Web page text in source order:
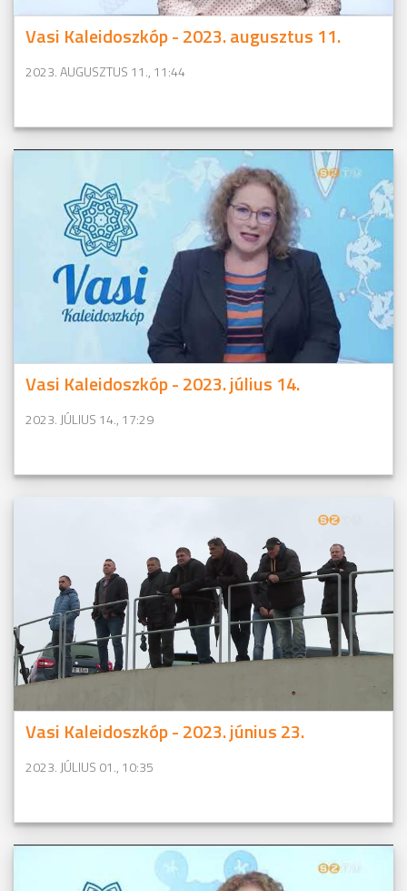
Vasi Kaleidoszkóp - 2023. augusztus 11.
2023. AUGUSZTUS 11., 11:44
Vasi Kaleidoszkóp - 2023. július 14.
2023. JÚLIUS 14., 17:29
Vasi Kaleidoszkóp - 2023. június 23.
2023. JÚLIUS 01., 10:35